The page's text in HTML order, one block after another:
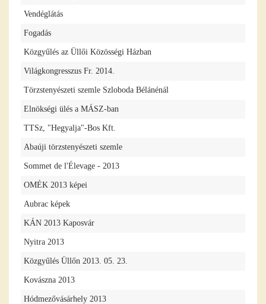
Vendéglátás
Fogadás
Közgyűlés az Üllői Közösségi Házban
Világkongresszus Fr. 2014.
Törzstenyészeti szemle Szloboda Bélánénál
Elnökségi ülés a MÁSZ-ban
TTSz, "Hegyalja"-Bos Kft.
Abaúji törzstenyészeti szemle
Sommet de l'Élevage - 2013
OMÉK 2013 képei
Aubrac képek
KÁN 2013 Kaposvár
Nyitra 2013
Közgyűlés Üllőn 2013. 05. 23.
Kovászna 2013
Hódmezővásárhely 2013